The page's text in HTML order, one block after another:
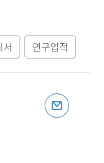
서 연구업적